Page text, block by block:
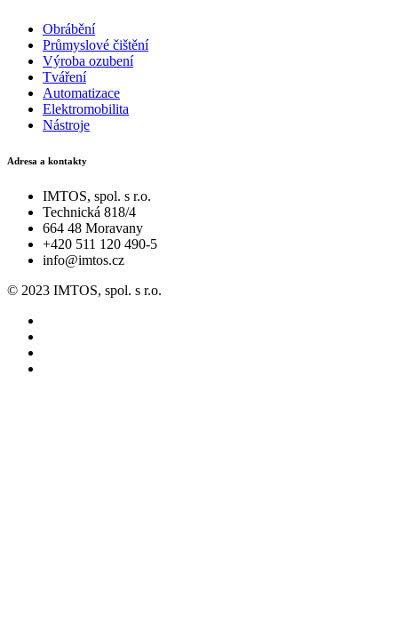
Obrábění
Průmyslové čištění
Výroba ozubení
Tváření
Automatizace
Elektromobilita
Nástroje
Adresa a kontakty
IMTOS, spol. s r.o.
Technická 818/4
664 48 Moravany
+420 511 120 490-5
info@imtos.cz
© 2023 IMTOS, spol. s r.o.